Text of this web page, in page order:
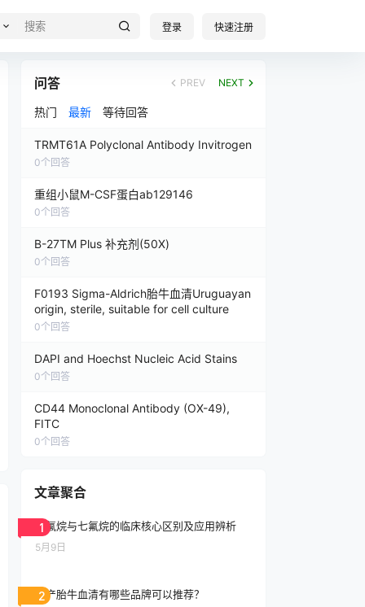
登录 快速注册
问答 PREV NEXT
热门 最新 等待回答
TRMT61A Polyclonal Antibody Invitrogen
0个回答
重组小鼠M-CSF蛋白ab129146
0个回答
B-27TM Plus 补充剂(50X)
0个回答
F0193 Sigma-Aldrich胎牛血清Uruguayan
origin, sterile, suitable for cell culture
0个回答
DAPI and Hoechst Nucleic Acid Stains
0个回答
CD44 Monoclonal Antibody (OX-49),
FITC
0个回答
文章聚合
1异氟烷与七氟烷的临床核心区别及应用辨析
5月9日
2
国产胎牛血清有哪些品牌可以推荐？